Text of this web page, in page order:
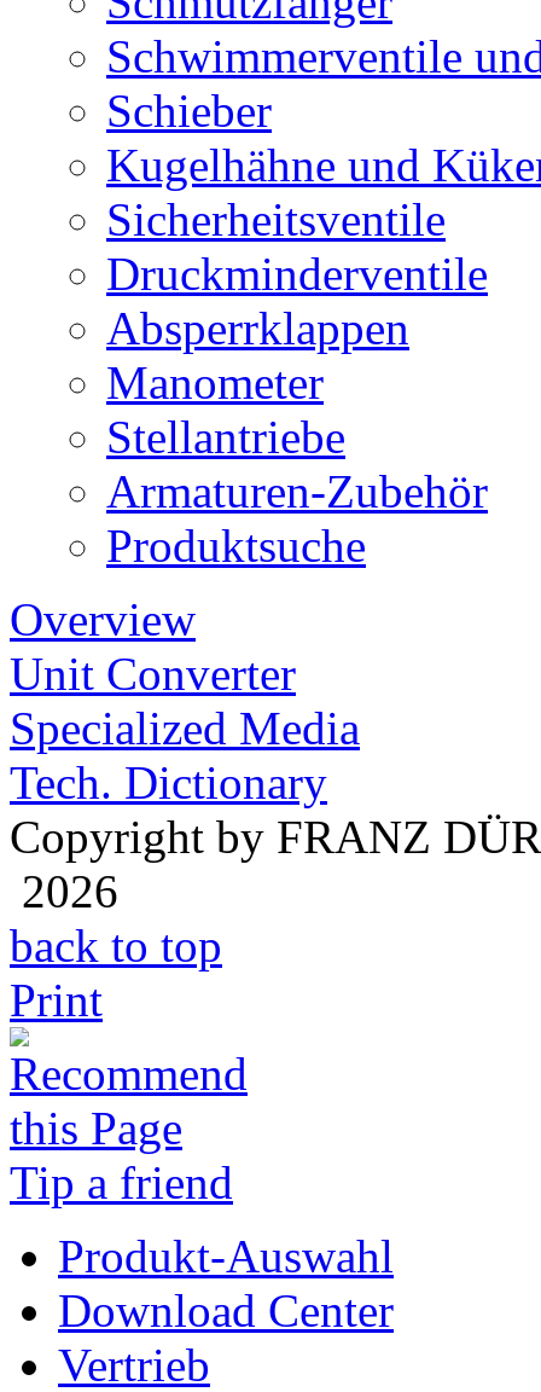
Schwimmerventile
Schieber
Kugelhähne und
Sicherheitsventile
Druckminderventile
Absperrklappen
Manometer
Stellantriebe
Armaturen-Zubehör
Produktsuche
Overview
Unit Converter
Specialized Media
Tech. Dictionary
Copyright by FRANZ
2026
back to top
Print
Tip a friend
Produkt-Auswahl
Download Center
Vertrieb